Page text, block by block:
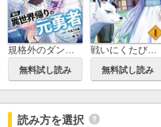
規格外のダンジョン攻略者、実は異世界帰りの元勇者【電子単行本版】
無料試し読み 無料試し読み
読み方を選択